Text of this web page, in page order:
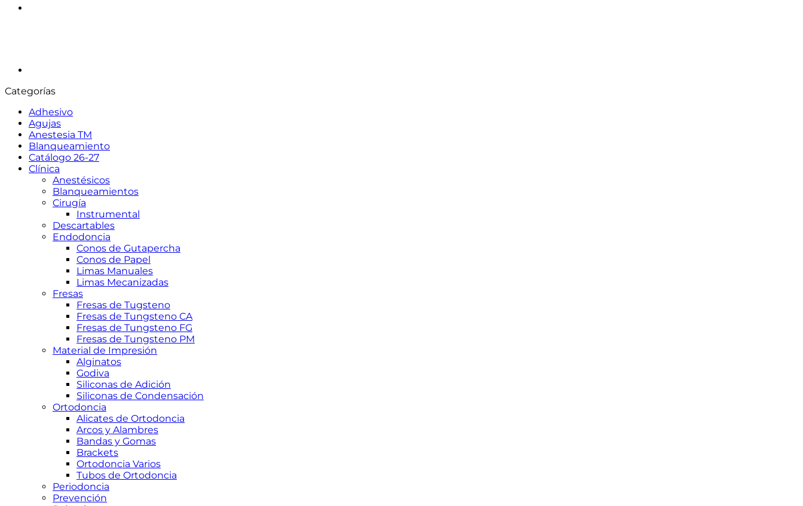
Categorías
Adhesivo
Agujas
Anestesia TM
Blanqueamiento
Catálogo 26-27
Clínica
Anestésicos
Blanqueamientos
Cirugía
Instrumental
Descartables
Endodoncia
Conos de Gutapercha
Conos de Papel
Limas Manuales
Limas Mecanizadas
Fresas
Fresas de Tugsteno
Fresas de Tungsteno CA
Fresas de Tungsteno FG
Fresas de Tungsteno PM
Material de Impresión
Alginatos
Godiva
Siliconas de Adición
Siliconas de Condensación
Ortodoncia
Alicates de Ortodoncia
Arcos y Alambres
Bandas y Gomas
Brackets
Ortodoncia Varios
Tubos de Ortodoncia
Periodoncia
Prevención